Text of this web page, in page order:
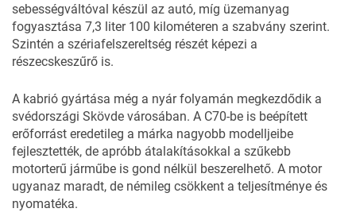
sebességváltóval készül az autó, míg üzemanyag
fogyasztása 7,3 liter 100 kilométeren a szabvány szerint.
Szintén a szériafelszereltség részét képezi a
részecskeszűrő is.
A kabrió gyártása még a nyár folyamán megkezdődik a
svédországi Skövde városában. A C70-be is beépített
erőforrást eredetileg a márka nagyobb modelljeibe
fejlesztették, de apróbb átalakításokkal a szűkebb
motorterű járműbe is gond nélkül beszerelhető. A motor
ugyanaz maradt, de némileg csökkent a teljesítménye és
nyomatéka.